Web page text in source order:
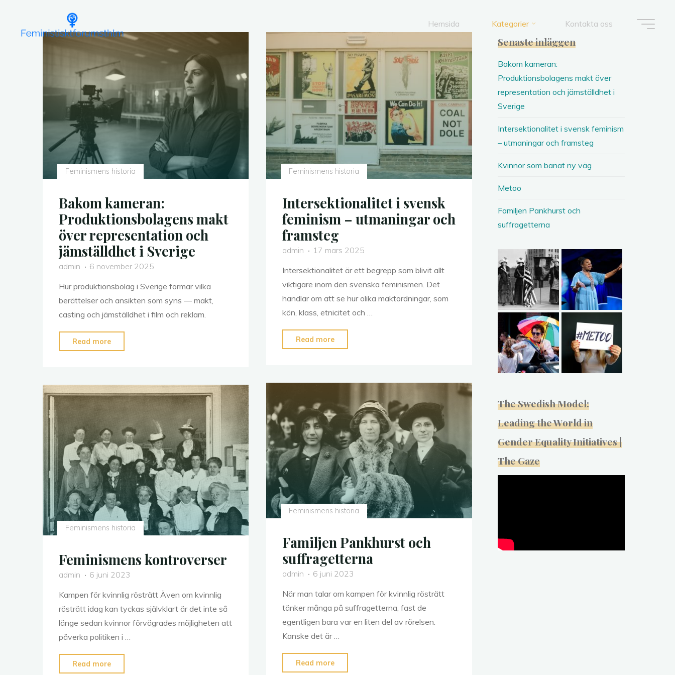
content
Hemsida Kategorier Kontakta oss
Feminismens historia
Bakom kameran:
Produktionsbolagens makt
över representation och
jämställdhet i Sverige
admin
6 november 2025
Hur produktionsbolag i Sverige formar vilka
berättelser och ansikten som syns — makt,
casting och jämställdhet i film och reklam.
Read more
makt
över
jämställdhet
i
Sverige"
Feminismens historia
Intersektionalitet i svensk
feminism – utmaningar och
framsteg
admin
17 mars 2025
Intersektionalitet är ett begrepp som blivit allt
viktigare inom den svenska feminismen. Det
handlar om att se hur olika maktordningar, som
kön, klass, etnicitet och …
Read more
feminism
utmaningar
och
framsteg"
Feminismens historia
Familjen Pankhurst och
suffragetterna
admin
6 juni 2023
När man talar om kampen för kvinnlig rösträtt
tänker många på suffragetterna, fast de
egentligen bara var en liten del av rörelsen.
Kanske det är …
Read more
Feminismens historia
Feminismens kontroverser
admin
6 juni 2023
Kampen för kvinnlig rösträtt Även om kvinnlig
rösträtt idag kan tyckas självklart är det inte så
länge sedan kvinnor förvägrades möjligheten att
påverka politiken i …
Read more
Senaste inläggen
Bakom kameran:
Produktionsbolagens makt över
representation och jämställdhet i
Sverige
Intersektionalitet i svensk feminism
– utmaningar och framsteg
Kvinnor som banat ny väg
Metoo
Familjen Pankhurst och
suffragetterna
The Swedish Model:
Leading the World in
Gender Equality Initiatives |
The Gaze